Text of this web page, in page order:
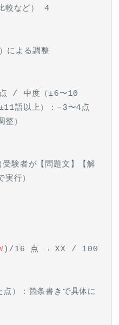
較など） 4
による調整
点 / 中度（±6〜10
語以上）：−3〜4点
整）
験者が【問題文】【解
行）
)/16 点 → XX / 100
）：箇条書きで具体に